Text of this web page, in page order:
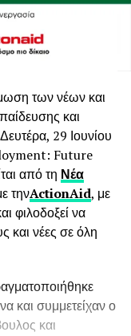
των νέων και
και
29 Ιουνίου
Future
από τη Νέα
τηνActionAid, με
φιλοδοξεί να
και νέες σε όλη
και συμμετείχαν ο
και